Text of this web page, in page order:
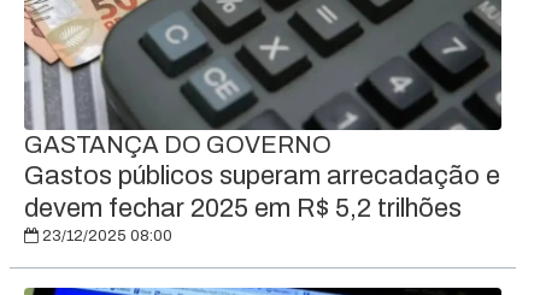
GASTANÇA DO GOVERNO
Gastos públicos superam arrecadação e
devem fechar 2025 em R$ 5,2 trilhões
23/12/2025 08:00